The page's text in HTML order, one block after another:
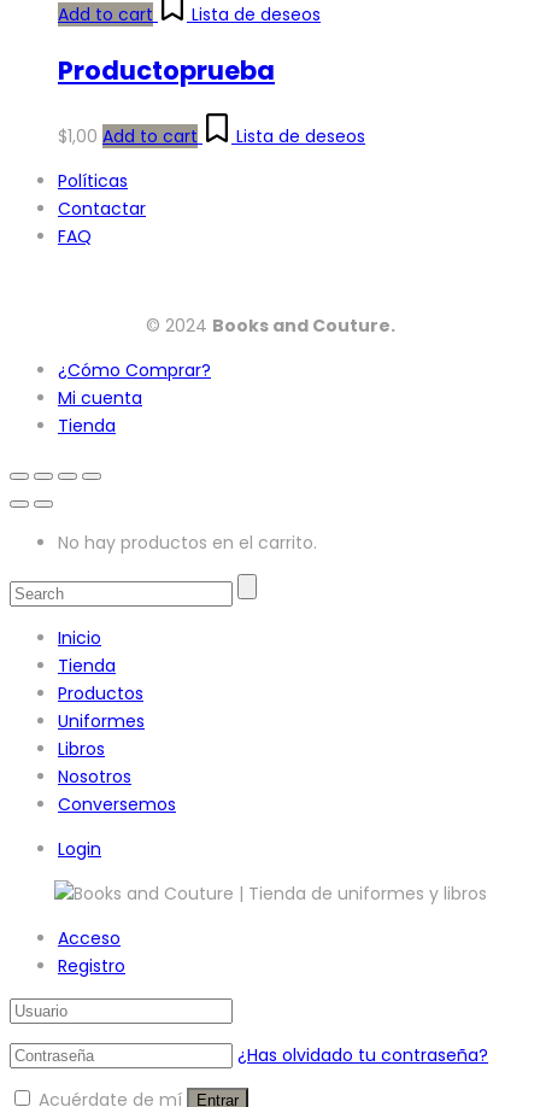
Add to cart Lista de deseos
Productoprueba
$1,00 Add to cart
Lista de deseos
Políticas
Contactar
FAQ
© 2024 Books and Couture.
¿Cómo Comprar?
Mi cuenta
Tienda
No hay productos en el carrito.
Inicio
Tienda
Productos
Uniformes
Libros
Nosotros
Conversemos
Login
Acceso
Registro
¿Has olvidado tu contraseña?
Acuérdate de mí
Entrar